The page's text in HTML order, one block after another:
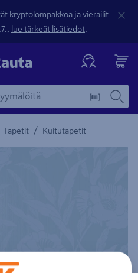
kryptolompakkoa ja vierailit
lue tärkeät lisätiedot.
Tapetit / Kuitutapetit
Tuotteen kuvaus -